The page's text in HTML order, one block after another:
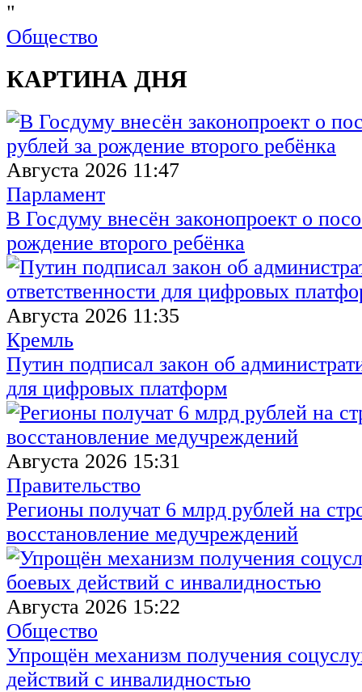
"
Общество
КАРТИНА ДНЯ
Августа 2026 11:47
Парламент
В Госдуму внесён законопроект о
рождение второго ребёнка
Августа 2026 11:35
Кремль
Путин подписал закон об
для цифровых платформ
Августа 2026 15:31
Правительство
Регионы получат 6 млрд рублей на
восстановление медучреждений
Августа 2026 15:22
Общество
Упрощён механизм получения
действий с инвалидностью